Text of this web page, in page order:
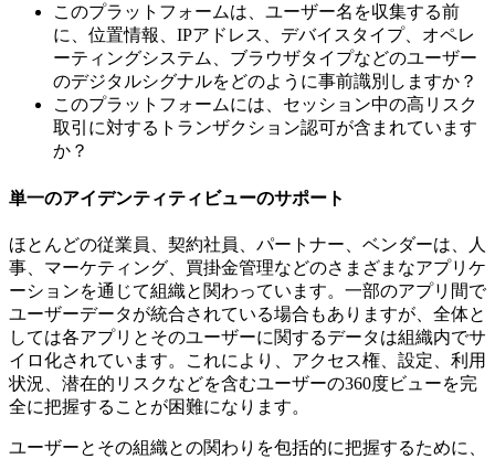
このプラットフォームは、ユーザー名を収集する前
に、位置情報、IPアドレス、デバイスタイプ、オペレ
ーティングシステム、ブラウザタイプなどのユーザー
のデジタルシグナルをどのように事前識別しますか？
このプラットフォームには、セッション中の高リスク
取引に対するトランザクション認可が含まれています
か？
単一のアイデンティティビューのサポート
ほとんどの従業員、契約社員、パートナー、ベンダーは、人
事、マーケティング、買掛金管理などのさまざまなアプリケ
ーションを通じて組織と関わっています。一部のアプリ間で
ユーザーデータが統合されている場合もありますが、全体と
しては各アプリとそのユーザーに関するデータは組織内でサ
イロ化されています。これにより、アクセス権、設定、利用
状況、潜在的リスクなどを含むユーザーの360度ビューを完
全に把握することが困難になります。
ユーザーとその組織との関わりを包括的に把握するために、